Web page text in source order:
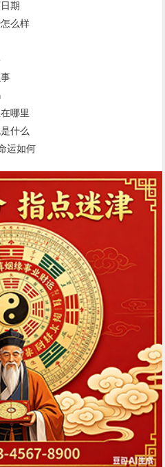
期
么样
哪里
什么
运如何